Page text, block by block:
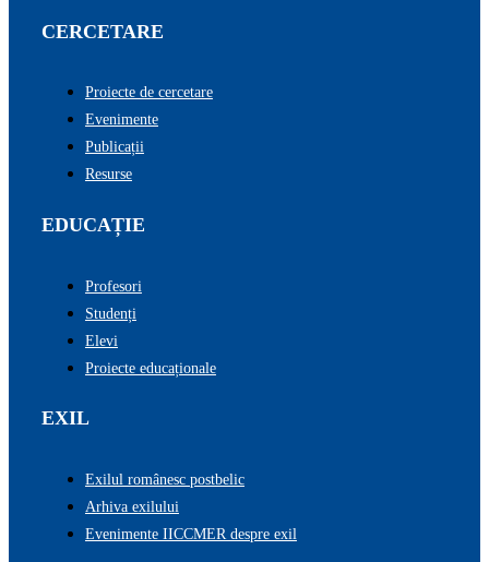
CERCETARE
Proiecte de cercetare
Evenimente
Publicații
Resurse
EDUCAȚIE
Profesori
Studenți
Elevi
Proiecte educaționale
EXIL
Exilul românesc postbelic
Arhiva exilului
Evenimente IICCMER despre exil